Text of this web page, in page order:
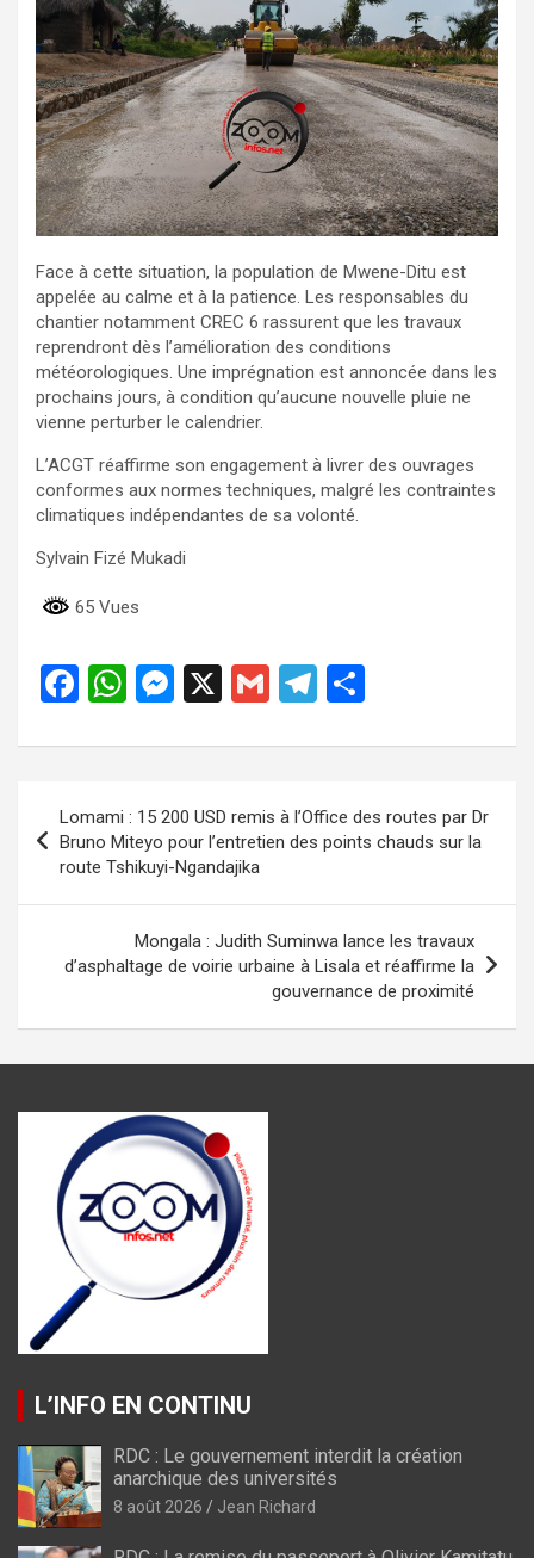
Face à cette situation, la population de Mwene-Ditu est
appelée au calme et à la patience. Les responsables du
chantier notamment CREC 6 rassurent que les travaux
reprendront dès l’amélioration des conditions
météorologiques. Une imprégnation est annoncée dans les
prochains jours, à condition qu’aucune nouvelle pluie ne
vienne perturber le calendrier.
L’ACGT réaffirme son engagement à livrer des ouvrages
conformes aux normes techniques, malgré les contraintes
climatiques indépendantes de sa volonté.
Sylvain Fizé Mukadi
65 Vues
F
ce
o
o
k
W
at
A
p
p
M
se
g
er
X
G
ail
T
e
a
ta
er
de
l’article
Lomami : 15 200 USD remis à l’Office des routes par Dr
Bruno Miteyo pour l’entretien des points chauds sur la
route Tshikuyi-Ngandajika
Mongala : Judith Suminwa lance les travaux
d’asphaltage de voirie urbaine à Lisala et réaffirme la
gouvernance de proximité
L’INFO EN CONTINU
RDC : Le gouvernement interdit la création
anarchique des universités
8 août 2026 Jean Richard